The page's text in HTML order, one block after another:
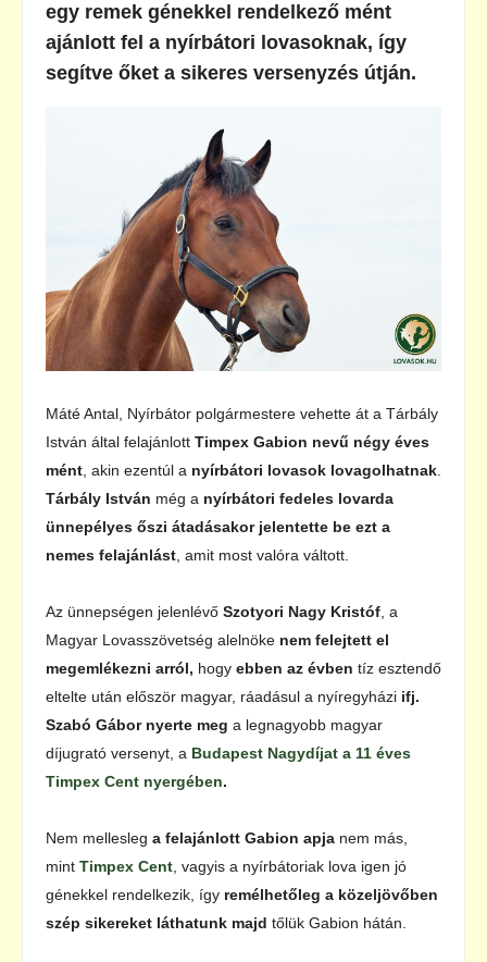
egy remek génekkel rendelkező mént
ajánlott fel a nyírbátori lovasoknak, így
segítve őket a sikeres versenyzés útján.
Máté Antal, Nyírbátor polgármestere vehette át a Tárbály
István által felajánlott Timpex Gabion nevű négy éves
mént , akin ezentúl a nyírbátori lovasok lovagolhatnak
Tárbály István még a nyírbátori fedeles lovarda
ünnepélyes őszi átadásakor jelentette be ezt a
nemes felajánlást , amit most valóra váltott.
Az ünnepségen jelenlévő Szotyori Nagy Kristóf , a
Magyar Lovasszövetség alelnöke nem felejtett el
megemlékezni arról, hogy ebben az évben tíz esztendő
eltelte után először magyar, ráadásul a nyíregyházi ifj.
Szabó Gábor nyerte meg a legnagyobb magyar
díjugrató versenyt, a Budapest Nagydíjat a 11 éves
Timpex Cent nyergében.
Nem mellesleg a felajánlott Gabion apja nem más,
mint Timpex Cent , vagyis a nyírbátoriak lova igen jó
génekkel rendelkezik, így remélhetőleg a közeljövőben
szép sikereket láthatunk majd tőlük Gabion hátán.